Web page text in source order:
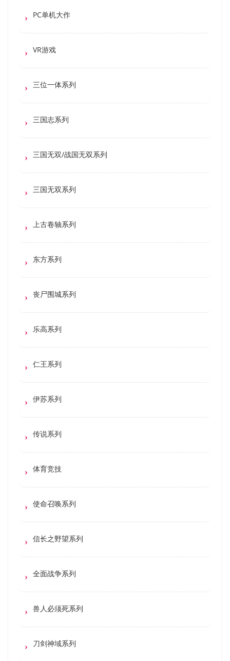
PC单机大作
VR游戏
三位一体系列
三国志系列
三国无双/战国无双系列
三国无双系列
上古卷轴系列
东方系列
丧尸围城系列
乐高系列
仁王系列
伊苏系列
传说系列
体育竞技
使命召唤系列
信长之野望系列
全面战争系列
兽人必须死系列
刀剑神域系列